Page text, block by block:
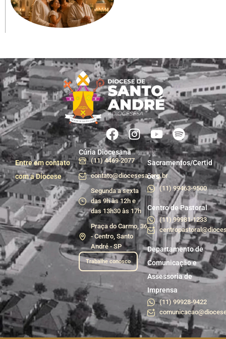
Entre em contato
com a Diocese
Cúria Diocesana
(11) 4469-2077
contato@diocesesa.org.br
Segunda a sexta
das 9h às 12h e
das 13h30 às 17h
Praça do Carmo, 36
- Centro, Santo
André - SP
Trabalhe conosco
Sacramentos/Certid
ões
(11) 99463-9500
Centro de Pastoral
(11) 99981-1233
Departamento de
Comunicação e
Assessoria de
Imprensa
(11) 99928-9422